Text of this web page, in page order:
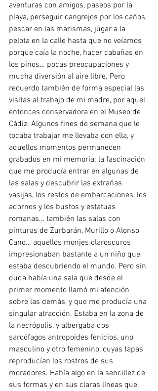
aventuras con amigos, paseos por la
playa, perseguir cangrejos por los caños,
pescar en las marismas, jugar a la
pelota en la calle hasta que no veíamos
porque caía la noche, hacer cabañas en
los pinos… pocas preocupaciones y
mucha diversión al aire libre. Pero
recuerdo también de forma especial las
visitas al trabajo de mi madre, por aquel
entonces conservadora en el Museo de
Cádiz. Algunos fines de semana que le
tocaba trabajar me llevaba con ella, y
aquellos momentos permanecen
grabados en mi memoria: la fascinación
que me producía entrar en algunas de
las salas y descubrir las extrañas
vasijas, los restos de embarcaciones, los
adornos y los bustos y estatuas
romanas… también las salas con
pinturas de Zurbarán, Murillo o Alonso
Cano… aquellos monjes claroscuros
impresionaban bastante a un niño que
estaba descubriendo el mundo. Pero sin
duda había una sala que desde el
primer momento llamó mi atención
sobre las demás, y que me producía una
singular atracción. Estaba en la zona de
la necrópolis, y albergaba dos
sarcófagos antropoides fenicios, uno
masculino y otro femenino, cuyas tapas
reproducían los rostros de sus
moradores. Había algo en la sencillez de
sus formas y en sus claras líneas que